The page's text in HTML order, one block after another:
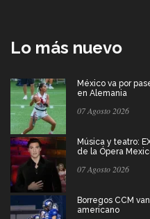
Lo más nuevo
México va por
en Alemania
07 Agosto 2026
Música y teatro:
de la Ópera
07 Agosto 2026
Borregos CCM
americano